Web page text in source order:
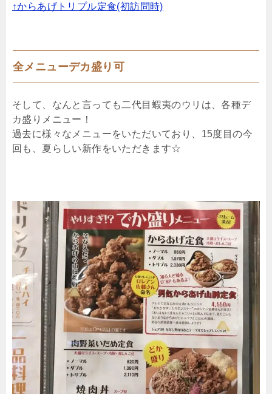
↑からあげトリプル定食(初訪問時)
全メニューデカ盛り可
そして、なんと言っても二代目蝦夷のウリは、各種デ
カ盛りメニュー！
過去に様々なメニューをいただいており、15度目の今
回も、夏らしい新作をいただきます☆